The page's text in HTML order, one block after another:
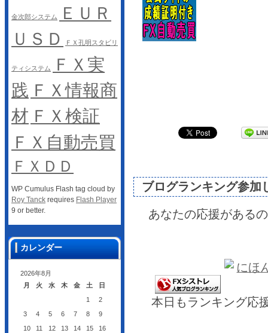
ブログランキング参加
あなたの応援がある
本日もランキング応
金次郎システム
ＥＵＲ
ＵＳＤ
ＦＸ孔明スタビリ
ティシステム
ＦＸ実
践 ＦＸ情報商
材 ＦＸ検証
ＦＸ自動売買
ＦＸＤＤ
WP Cumulus Flash tag cloud by
Roy Tanck requires Flash Player
9 or better.
カレンダー
2026年8月
月
火 水 木 金 土 日
1
2
3
4 5 6 7 8
9
10
11 12 13 14 15
16